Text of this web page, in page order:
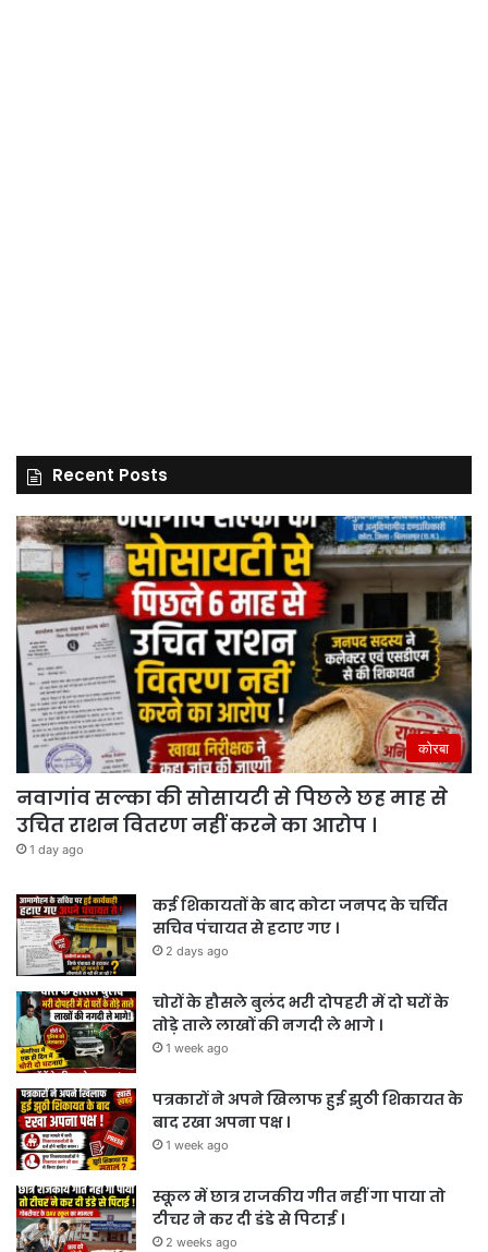
Recent Posts
कोरबा
नवागांव सल्का की सोसायटी से पिछले छह माह से
उचित राशन वितरण नहीं करने का आरोप ।
1 day ago
कई शिकायतों के बाद कोटा जनपद के चर्चित
सचिव पंचायत से हटाए गए ।
2 days ago
चोरों के हौसले बुलंद भरी दोपहरी में दो घरों के
तोड़े ताले लाखों की नगदी ले भागे ।
1 week ago
पत्रकारों ने अपने खिलाफ हुई झुठी शिकायत के
बाद रखा अपना पक्ष ।
1 week ago
स्कूल में छात्र राजकीय गीत नहीं गा पाया तो
टीचर ने कर दी डंडे से पिटाई ।
2 weeks ago